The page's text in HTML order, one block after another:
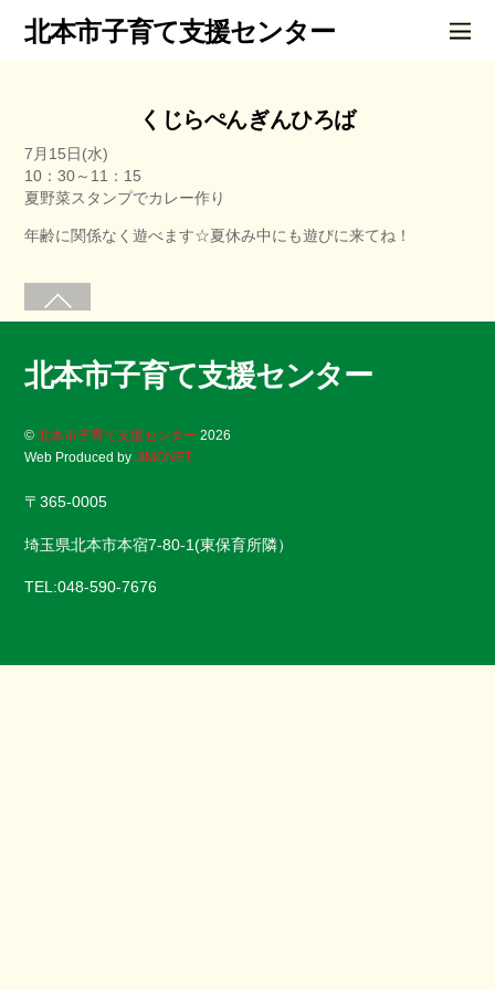
北本市子育て支援センター
くじらぺんぎんひろば
7月15日(水)
10：30～11：15
夏野菜スタンプでカレー作り
年齢に関係なく遊べます☆夏休み中にも遊びに来てね！
北本市子育て支援センター
©北本市子育て支援センター 2026
Web Produced byJIMONET
〒365-0005
埼玉県北本市本宿7-80-1(東保育所隣）
TEL:048-590-7676